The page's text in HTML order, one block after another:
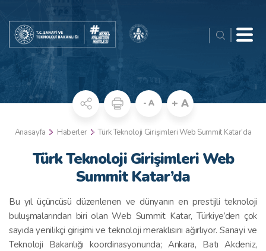
- A + A
Anasayfa Haberler Türk Teknoloji Girişimleri Web Summit Katar’da
Türk Teknoloji Girişimleri Web
Summit Katar’da
Bu yıl üçüncüsü düzenlenen ve dünyanın en prestijli teknoloji
buluşmalarından biri olan Web Summit Katar, Türkiye’den çok
sayıda yenilikçi girişimi ve teknoloji meraklısını ağırlıyor. Sanayi ve
Teknoloji Bakanlığı koordinasyonunda; Ankara, Batı Akdeniz,